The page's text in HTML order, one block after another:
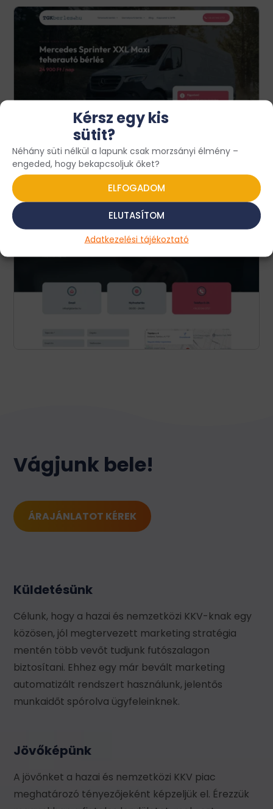
Kérsz egy kis
sütit?
Néhány süti nélkül a lapunk csak morzsányi élmény –
engeded, hogy bekapcsoljuk őket?
ELFOGADOM
ELUTASÍTOM
Adatkezelési tájékoztató
Vágjunk bele!
ÁRAJÁNLATOT KÉREK
Küldetésünk
Célunk, hogy a hazai és nemzetközi KKV-knak egy
közösen, jól megtervezett marketing stratégia
mentén több vevőt tudjunk futószalagon
biztosítani. Ehhez egy már bevált marketing
automatizált rendszert használunk, jelentős
munkaidőt spórolva ügyfeleinknek.
Jövőképünk
A jövőnket a hazai és nemzetközi KKV piac
meghatározó tényezőjeként képzeljük el. Érezzük